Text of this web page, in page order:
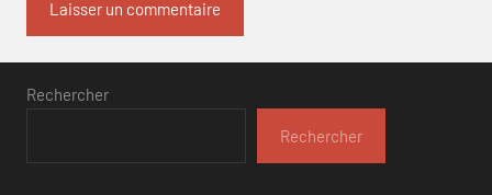
Rechercher
Rechercher